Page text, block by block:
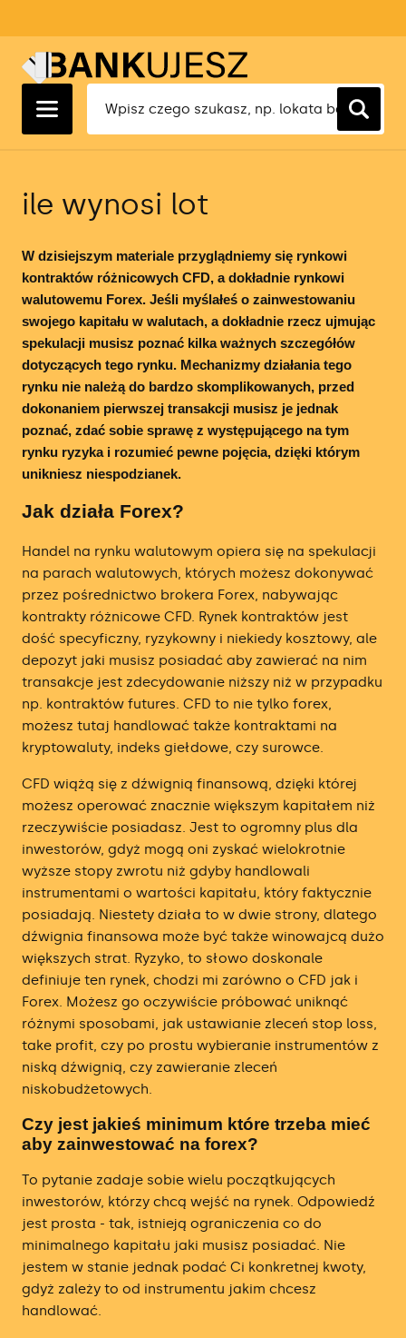
ile wynosi lot
W dzisiejszym materiale przyglądniemy się rynkowi
kontraktów różnicowych CFD, a dokładnie rynkowi
walutowemu Forex. Jeśli myślałeś o zainwestowaniu
swojego kapitału w walutach, a dokładnie rzecz ujmując
spekulacji musisz poznać kilka ważnych szczegółów
dotyczących tego rynku. Mechanizmy działania tego
rynku nie należą do bardzo skomplikowanych, przed
dokonaniem pierwszej transakcji musisz je jednak
poznać, zdać sobie sprawę z występującego na tym
rynku ryzyka i rozumieć pewne pojęcia, dzięki którym
unikniesz niespodzianek.
Jak działa Forex?
Handel na rynku walutowym opiera się na spekulacji
na parach walutowych, których możesz dokonywać
przez pośrednictwo brokera Forex, nabywając
kontrakty różnicowe CFD. Rynek kontraktów jest
dość specyficzny, ryzykowny i niekiedy kosztowy, ale
depozyt jaki musisz posiadać aby zawierać na nim
transakcje jest zdecydowanie niższy niż w przypadku
np. kontraktów futures. CFD to nie tylko forex,
możesz tutaj handlować także kontraktami na
kryptowaluty, indeks giełdowe, czy surowce.
CFD wiążą się z dźwignią finansową, dzięki której
możesz operować znacznie większym kapitałem niż
rzeczywiście posiadasz. Jest to ogromny plus dla
inwestorów, gdyż mogą oni zyskać wielokrotnie
wyższe stopy zwrotu niż gdyby handlowali
instrumentami o wartości kapitału, który faktycznie
posiadają. Niestety działa to w dwie strony, dlatego
dźwignia finansowa może być także winowajcą dużo
większych strat. Ryzyko, to słowo doskonale
definiuje ten rynek, chodzi mi zarówno o CFD jak i
Forex. Możesz go oczywiście próbować uniknąć
różnymi sposobami, jak ustawianie zleceń stop loss,
take profit, czy po prostu wybieranie instrumentów z
niską dźwignią, czy zawieranie zleceń
niskobudżetowych.
Czy jest jakieś minimum które trzeba mieć
aby zainwestować na forex?
To pytanie zadaje sobie wielu początkujących
inwestorów, którzy chcą wejść na rynek. Odpowiedź
jest prosta - tak, istnieją ograniczenia co do
minimalnego kapitału jaki musisz posiadać. Nie
jestem w stanie jednak podać Ci konkretnej kwoty,
gdyż zależy to od instrumentu jakim chcesz
handlować.
Ranking Lokat 1 Miesięcznych
Ranking Lokat 3 Miesięcznych
Ranking Lokat 12 Miesięcznych
Ranking Kredytów Hipotecznych
Ranking Kredytów Gotówkowych
Ranking Kart Kredytowych
Ranking Pożyczek Gotówkowych
Ranking Kont Osobistych
Ranking Kont Oszczędnościowych
Ranking Kont Maklerskich
Ranking Kont Dla Młodych
Ranking Kont Forex
Ranking Brokerów
Ranking brokerów ETF
Ranking Brokerów Zagranicznych
Ranking Oprocentowanych Kont
Ranking Brokerów Obligacji
Ranking Kantorów Internetowych
Ranking Kantorów Kryptowalut
Ranking Giełd Kryptowalut
Ranking Firm Prop Tradingowych
Ranking Kont Firmowych
Ranking Oszczędnościowych Kont
Firmowych
Ranking Rachunkowości Bankowej
Ranking Aplikacji Księgowych
Ranking Terminali Płatniczych
Ranking Firm Faktoringowych
Ranking Faktoringu Cichego
Ranking Ubezpieczeń OC
Ranking Ubezpieczeń AC
Ranking Ubezpieczeń Na Życie